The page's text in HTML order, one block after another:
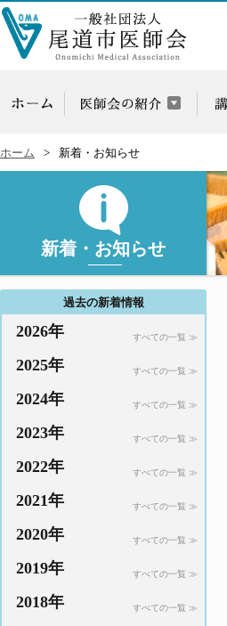
ホーム 新着・お知らせ
新着・お知らせ
過去の新着情報
2026年 すべての一覧 ≫
2025年 すべての一覧 ≫
2024年 すべての一覧 ≫
2023年 すべての一覧 ≫
2022年 すべての一覧 ≫
2021年 すべての一覧 ≫
2020年 すべての一覧 ≫
2019年 すべての一覧 ≫
2018年 すべての一覧 ≫